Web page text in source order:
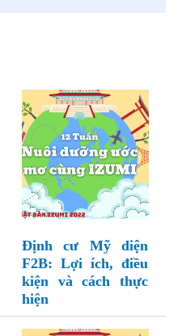
Định cư Mỹ diện
F2B: Lợi ích, điều
kiện và cách thực
hiện